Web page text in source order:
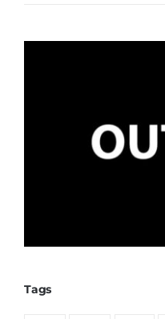
Tags